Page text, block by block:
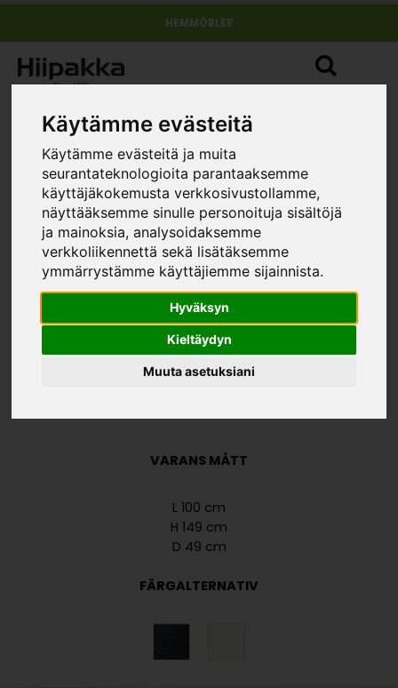
Käytämme evästeitä
Käytämme evästeitä ja muita
seurantateknologioita parantaaksemme
käyttäjäkokemusta verkkosivustollamme,
näyttääksemme sinulle personoituja sisältöjä
ja mainoksia, analysoidaksemme
verkkoliikennettä sekä lisätäksemme
ymmärrystämme käyttäjiemme sijainnista.
Hyväksyn
Kieltäydyn
Muuta asetuksiani
HEMMÖBLER
Niklas N8.10 låg skåp 50 cm
hemmöbler » Möbelserier »Niklas»
skåp 50 cm
STORLEK
VARANS MÅTT
L 100 cm
H 149 cm
D 49 cm
FÄRGALTERNATIV